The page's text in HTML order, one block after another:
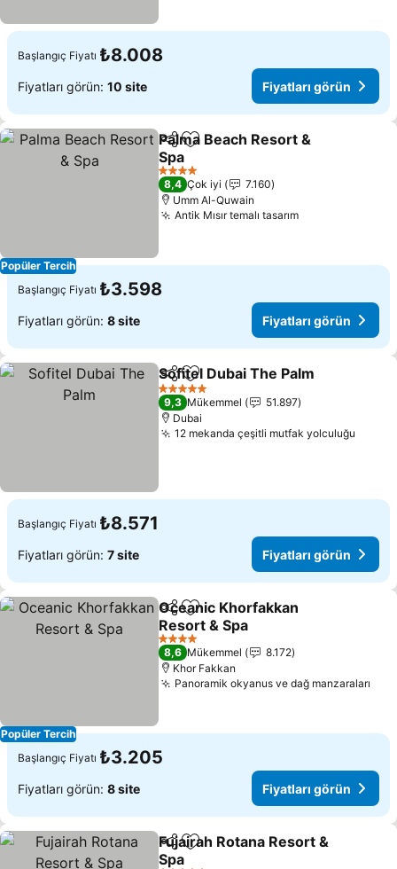
Başlangıç Fiyatı ₺8.008
Fiyatları görün: 10 site Fiyatları görün
Popüler Tercih
PaylaşFavorilerime ekle
Palma Beach Resort &
Spa
4 Yıldız
8,4 Çok iyi
7.160
Umm Al-Quwain
Antik Mısır temalı tasarım
Başlangıç Fiyatı ₺3.598
Fiyatları görün: 8 site Fiyatları görün
PaylaşFavorilerime ekle
Sofitel Dubai The Palm
5 Yıldız
9,3 Mükemmel
51.897
Dubai
12 mekanda çeşitli mutfak yolculuğu
Başlangıç Fiyatı ₺8.571
Fiyatları görün: 7 site Fiyatları görün
Popüler Tercih
PaylaşFavorilerime ekle
Oceanic Khorfakkan
Resort & Spa
4 Yıldız
8,6 Mükemmel
8.172
Khor Fakkan
Panoramik okyanus ve dağ manzaraları
Başlangıç Fiyatı ₺3.205
Fiyatları görün: 8 site Fiyatları görün
PaylaşFavorilerime ekle
Fujairah Rotana Resort &
Spa